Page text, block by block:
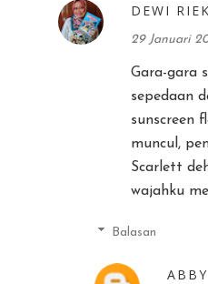
DEWI
29 Januari
Gara-gara
sepedaan
sunscreen
muncul,
Scarlett
wajahku
Balasan